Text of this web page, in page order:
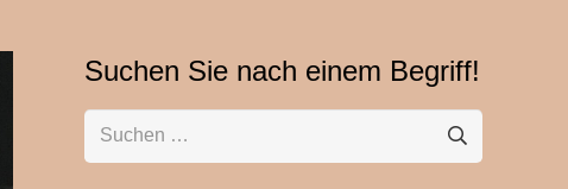
Suchen Sie nach einem Begriff!
Suchen
nach: